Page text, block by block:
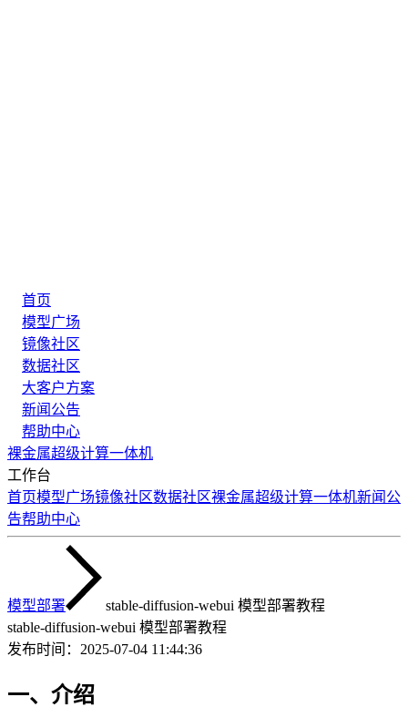
首页
模型广场
镜像社区
数据社区
大客户方案
新闻公告
帮助中心
裸金属超级计算一体机
工作台
首页模型广场镜像社区数据社区裸金属超级计算一体机新闻公
告帮助中心
模型部署
stable-diffusion-webui 模型部署教程
stable-diffusion-webui 模型部署教程
发布时间： 2025-07-04 11:44:36
一、介绍